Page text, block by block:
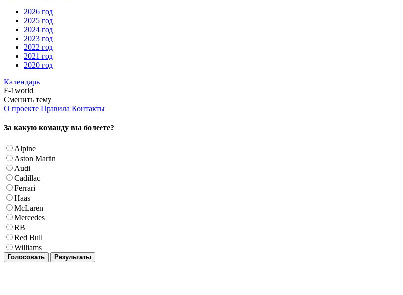
2026 год
2025 год
2024 год
2023 год
2022 год
2021 год
2020 год
Календарь
F-1world
Сменить тему
О проекте Правила Контакты
За какую команду вы болеете?
Alpine
Aston Martin
Audi
Cadillac
Ferrari
Haas
McLaren
Mercedes
RB
Red Bull
Williams
Голосовать Результаты